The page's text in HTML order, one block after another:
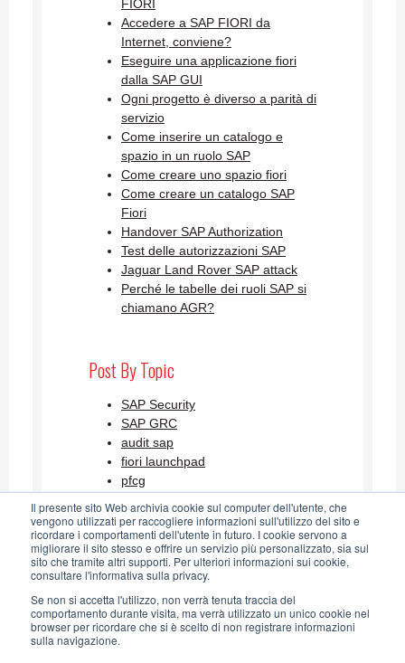
Il presente sito Web archivia cookie sul computer dell'utente, che
vengono utilizzati per raccogliere informazioni sull'utilizzo del sito e
ricordare i comportamenti dell'utente in futuro. I cookie servono a
migliorare il sito stesso e offrire un servizio più personalizzato, sia sul
sito che tramite altri supporti. Per ulteriori informazioni sui cookie,
consultare l'informativa sulla privacy.
Se non si accetta l'utilizzo, non verrà tenuta traccia del
comportamento durante visita, ma verrà utilizzato un unico cookie nel
browser per ricordare che si è scelto di non registrare informazioni
sulla navigazione.
FIORI
Accedere a SAP FIORI da
Internet, conviene?
Eseguire una applicazione fiori
dalla SAP GUI
Ogni progetto è diverso a parità di
servizio
Come inserire un catalogo e
spazio in un ruolo SAP
Come creare uno spazio fiori
Come creare un catalogo SAP
Fiori
Handover SAP Authorization
Test delle autorizzazioni SAP
Jaguar Land Rover SAP attack
Perché le tabelle dei ruoli SAP si
chiamano AGR?
Post By Topic
SAP Security
SAP GRC
audit sap
fiori launchpad
pfcg
SAP Security Blog AGLEA RSS
Feed